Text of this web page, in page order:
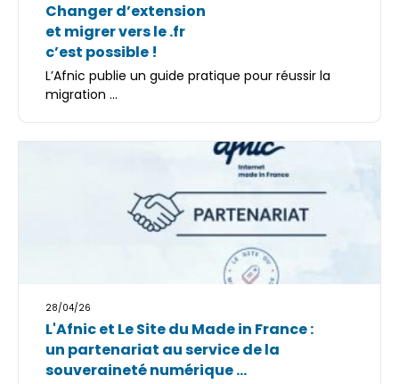
Changer d’extension
et migrer vers le .fr
c’est possible !
L’Afnic publie un guide pratique pour réussir la
migration ...
28/04/26
L'Afnic et Le Site du Made in France :
un partenariat au service de la
souveraineté numérique ...